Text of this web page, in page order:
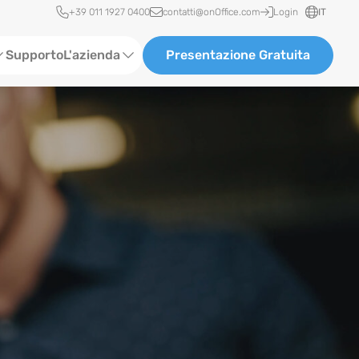
Accesso rapido
+39 011 1927 0400 contatti@onOffice.com Login IT
SupportoL'azienda
Chi siamo
Presentazione Gratuita